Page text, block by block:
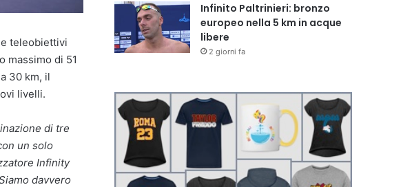
teleobiettivi
massimo di 51
30 km, il
livelli.
di tre
un solo
Infinity
davvero
Infinito Paltrinieri: bronzo
europeo nella 5 km in acque
libere
2 giorni fa